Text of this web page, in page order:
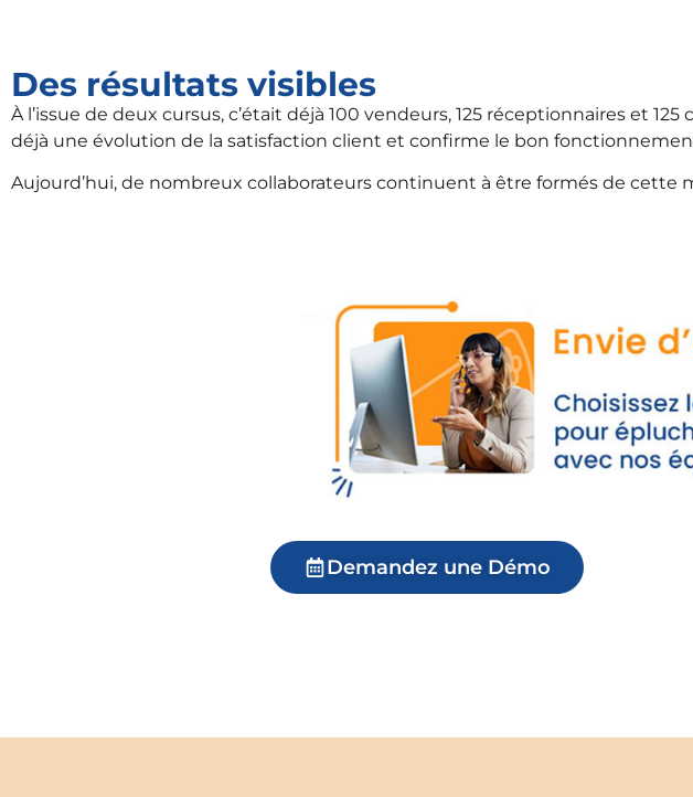
Des résultats visibles
À l’issue de deux cursus, c’était déjà 100 vendeurs, 125 réceptionnaires et
déjà une évolution de la satisfaction client et confirme le bon
Aujourd’hui, de nombreux collaborateurs continuent à être formés de cette
Demandez une Démo